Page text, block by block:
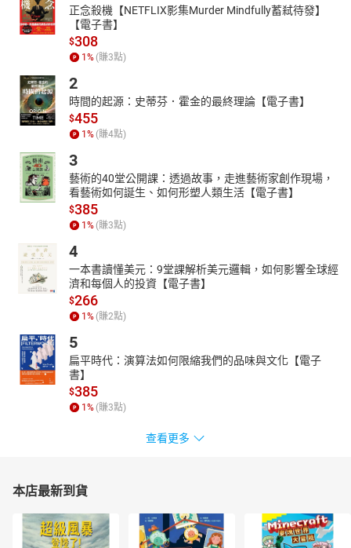
正念殺機【NETFLIX影集Murder Mindfully蓄弒待發】
【電子書】
$308
1 % (賺3點)
2
時間的起源：史蒂芬．霍金的最終理論【電子書】
$455
1 % (賺4點)
3
藝術的40堂公開課：透過故事，走進藝術家創作現場，
看藝術如何誕生、如何形塑人類生活【電子書】
$385
1 % (賺3點)
4
一本書讀懂美元：9堂課解析美元邏輯，如何影響全球經
濟和每個人的投資【電子書】
$266
1 % (賺2點)
5
扁平時代：演算法如何限縮我們的品味與文化【電子
書】
$385
1 % (賺3點)
查看更多
本店最新到貨